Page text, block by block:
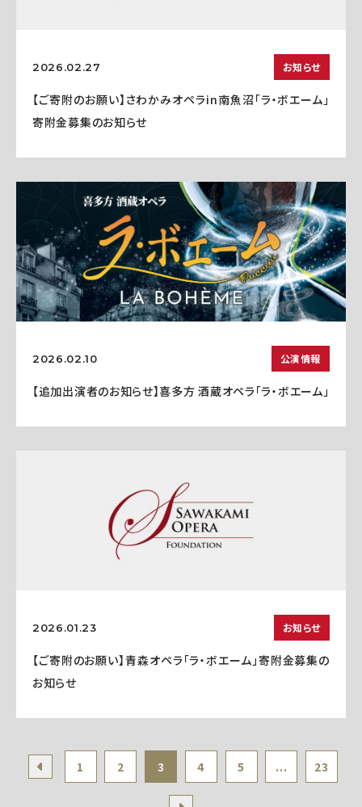
2026.02.27 お知らせ
【ご寄附のお願い】さわかみオペラin南魚沼「ラ・ボエーム」
寄附金募集のお知らせ
2026.02.10 公演情報
【追加出演者のお知らせ】喜多方 酒蔵オペラ「ラ・ボエーム」
2026.01.23 お知らせ
【ご寄附のお願い】青森オペラ「ラ・ボエーム」寄附金募集の
お知らせ
1 2 3 4 5 ... 23